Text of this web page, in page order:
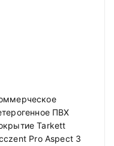
ПВХ
Tarkett
Pro Aspect 3